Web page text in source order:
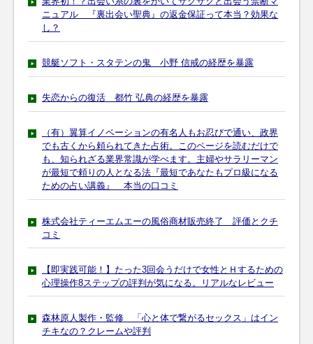
ニュアル 『裏出会い聖典』の返金保証って本当？効果な
し？
競艇ソフト・スタテンの鬼 小野 信戒の経歴を暴露
失恋からの復活 都竹 弘典の経歴を暴露
（有）翼算イノベーションの有名人もお忍びで通い、政界
でも古くから頼られてきた占術。このページを読むだけで
も、知られざる業界常識が学べます。主婦やサラリーマン
が最短で頼りの人となる法『最短であなたもプロ級になる
ための占い講義』 本当の口コミ
株式会社ティーエムエーの風俗商材販売終了 評価とクチ
コミ
【即実践可能！】たった3回会うだけで女性とＨするための
心理操作8ステップの評判が気になる。リアルなレビュー
森林原人製作・監修 「心と体で繋がるセックス」はイン
チキなの？クレームや評判